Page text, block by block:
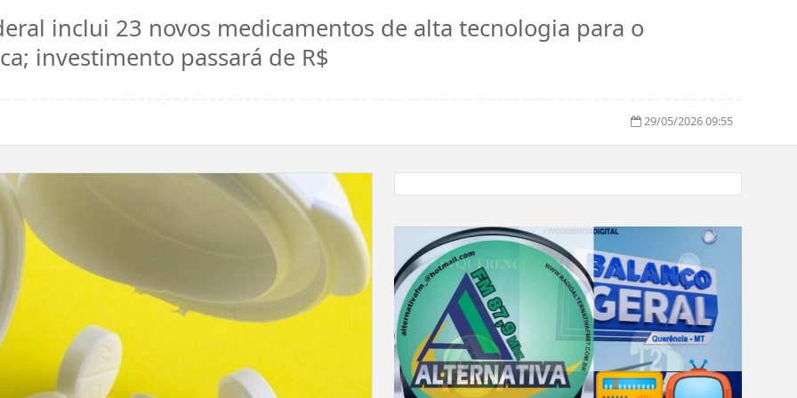
inclui 23 novos medicamentos de alta tecnologia para o
investimento passará de R$
29/05/2026 09:55